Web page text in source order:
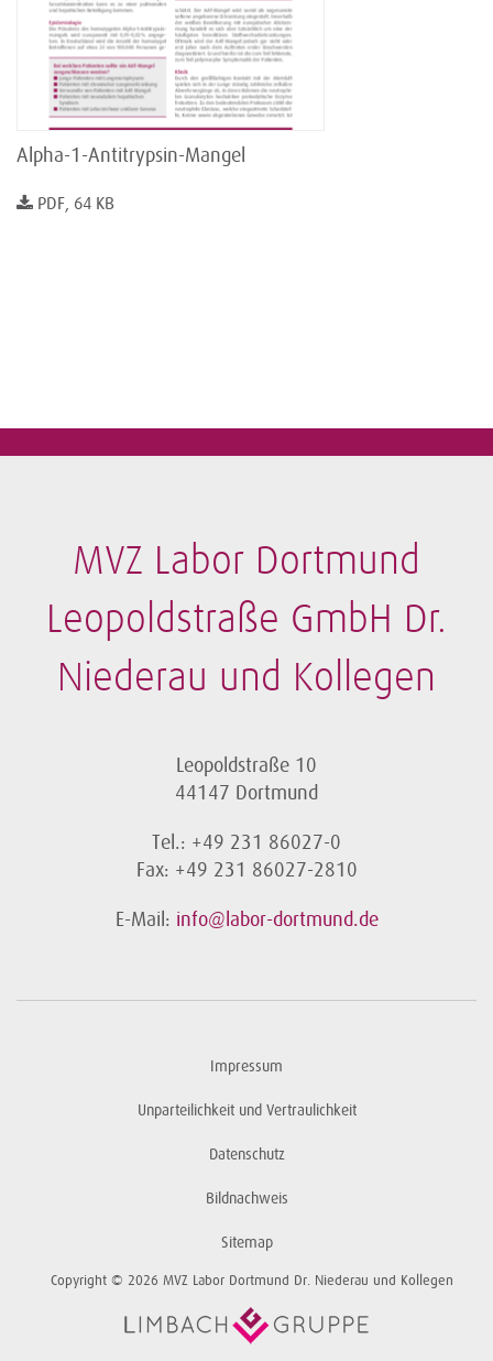
Alpha-1-Antitrypsin-Mangel
PDF, 64 KB
MVZ Labor Dortmund
Leopoldstraße GmbH Dr.
Niederau und Kollegen
Leopoldstraße 10
44147 Dortmund
Tel.: +49 231 86027-0
Fax: +49 231 86027-2810
E-Mail: info@labor-dortmund.de
Impressum
Unparteilichkeit und Vertraulichkeit
Datenschutz
Bildnachweis
Sitemap
Copyright © 2026 MVZ Labor Dortmund Dr. Niederau und Kollegen